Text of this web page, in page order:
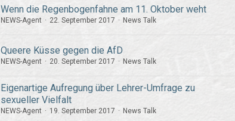
Wenn die Regenbogenfahne am 11. Oktober weht
NEWS-Agent 22. September 2017 News Talk
Queere Küsse gegen die AfD
NEWS-Agent 20. September 2017 News Talk
Eigenartige Aufregung über Lehrer-Umfrage zu
sexueller Vielfalt
NEWS-Agent 19. September 2017 News Talk